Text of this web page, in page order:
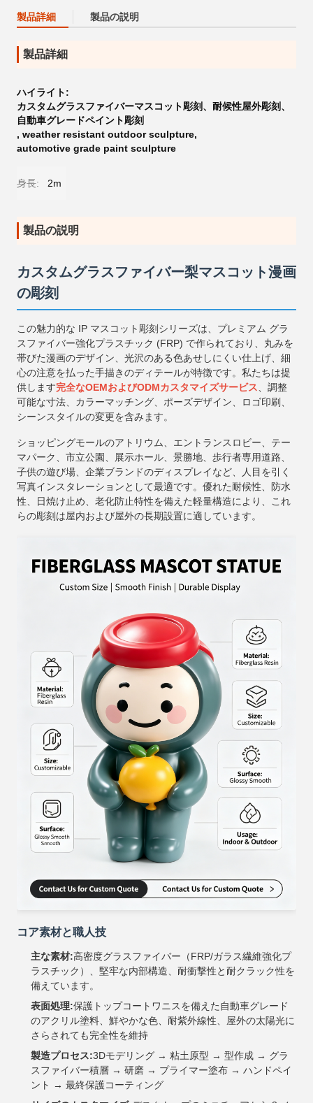
製品詳細 製品の説明
製品詳細
ハイライト:
カスタムグラスファイバーマスコット彫刻、耐候性屋外彫刻、
自動車グレードペイント彫刻
, weather resistant outdoor sculpture,
automotive grade paint sculpture
身長: 2m
製品の説明
カスタムグラスファイバー梨マスコット漫画
の彫刻
この魅力的な IP マスコット彫刻シリーズは、プレミアム グラ
スファイバー強化プラスチック (FRP) で作られており、丸みを
帯びた漫画のデザイン、光沢のある色あせしにくい仕上げ、細
心の注意を払った手描きのディテールが特徴です。私たちは提
供します完全なOEMおよびODMカスタマイズサービス、調整
可能な寸法、カラーマッチング、ポーズデザイン、ロゴ印刷、
シーンスタイルの変更を含みます。
ショッピングモールのアトリウム、エントランスロビー、テー
マパーク、市立公園、展示ホール、景勝地、歩行者専用道路、
子供の遊び場、企業ブランドのディスプレイなど、人目を引く
写真インスタレーションとして最適です。優れた耐候性、防水
性、日焼け止め、老化防止特性を備えた軽量構造により、これ
らの彫刻は屋内および屋外の長期設置に適しています。
コア素材と職人技
主な素材:高密度グラスファイバー（FRP/ガラス繊維強化プ
ラスチック）、堅牢な内部構造、耐衝撃性と耐クラック性を
備えています。
表面処理:保護トップコートワニスを備えた自動車グレード
のアクリル塗料、鮮やかな色、耐紫外線性、屋外の太陽光に
さらされても完全性を維持
製造プロセス:3Dモデリング → 粘土原型 → 型作成 → グラ
スファイバー積層 → 研磨 → プライマー塗布 → ハンドペイ
ント → 最終保護コーティング